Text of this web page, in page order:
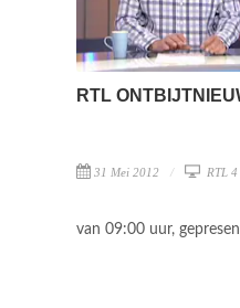
RTL
31 Mei 2012 RTL 4
van 09:00 uur,